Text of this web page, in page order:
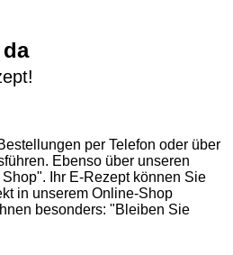
per Telefon oder über
Ebenso über unseren
. Ihr E-Rezept können Sie
in unserem Online-Shop
besonders: "Bleiben Sie